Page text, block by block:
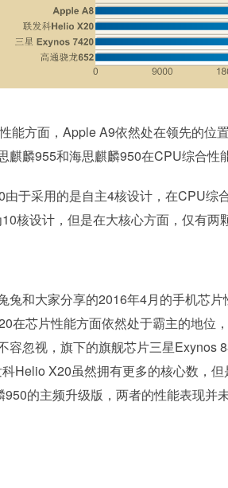
方面，Apple A9依然处在领先的位
麒麟955和海思麒麟950在CPU综合性
采用的是自主4核设计，在CPU综
核设计，但是在大核心方面，仅有两
和大家分享的2016年4月的手机芯片
在芯片性能方面依然处于霸主的地位
容忽视，旗下的旗舰芯片三星Exynos
Helio X20虽然拥有更多的核心数，
的主频升级版，两者的性能表现并